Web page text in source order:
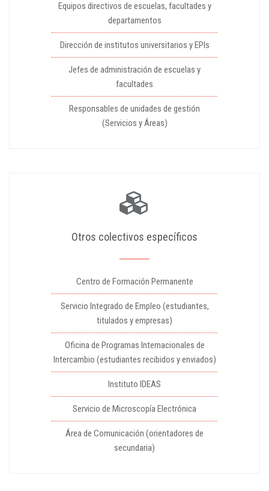
Equipos directivos de escuelas, facultades y
departamentos
Dirección de institutos universitarios y EPIs
Jefes de administración de escuelas y
facultades
Responsables de unidades de gestión
(Servicios y Áreas)
Otros colectivos específicos
Centro de Formación Permanente
Servicio Integrado de Empleo (estudiantes,
titulados y empresas)
Oficina de Programas Internacionales de
Intercambio (estudiantes recibidos y enviados)
Instituto IDEAS
Servicio de Microscopía Electrónica
Área de Comunicación (orientadores de
secundaria)